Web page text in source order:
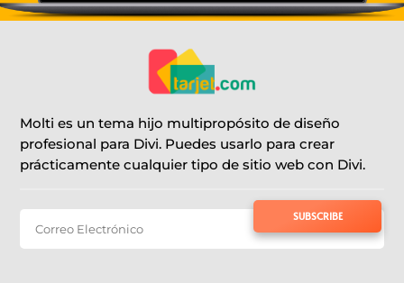
Molti es un tema hijo multipropósito de diseño
profesional para Divi. Puedes usarlo para crear
prácticamente cualquier tipo de sitio web con Divi.
SUBSCRIBE TO NEWSLETTER SUBSCRIBE